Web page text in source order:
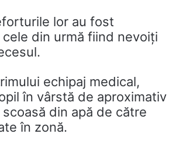
lor au fost
din urmă fiind nevoiți
echipaj medical,
în vârstă de aproximativ
din apă de către
în zonă.